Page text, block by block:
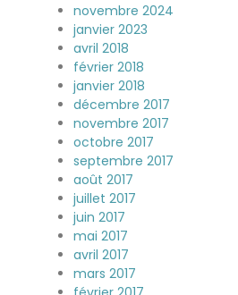
novembre 2024
janvier 2023
avril 2018
février 2018
janvier 2018
décembre 2017
novembre 2017
octobre 2017
septembre 2017
août 2017
juillet 2017
juin 2017
mai 2017
avril 2017
mars 2017